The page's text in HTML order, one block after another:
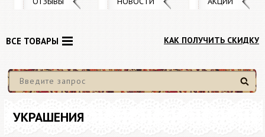
КАК ПОЛУЧИТЬ СКИДКУ
Найти
ВСЕ ТОВАРЫ
УКРАШЕНИЯ